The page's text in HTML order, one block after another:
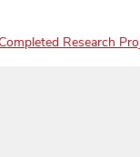
Completed Research